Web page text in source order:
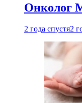
Онколог
2 года спустя2